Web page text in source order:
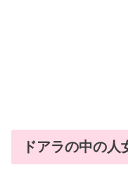
ドアラの中の人